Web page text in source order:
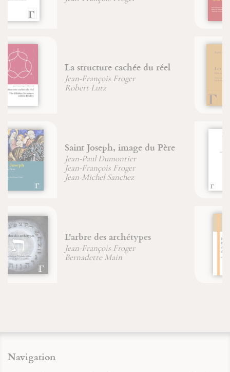
Jean-Michel Sanchez
Les saints Anges
Saint Bonaventure
Livre des subtilités des
créatures de diverses natures -
Physica
Sainte Hildegarde de Bingen
Maximin, Sidoine et Lazare
dans la Tradition de Provence
Brigitte Morelle
Navigation